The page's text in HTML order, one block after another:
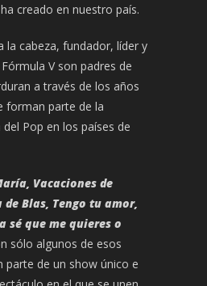
creado en nuestro país.
la cabeza, fundador, líder y
V son padres de
a través de los años
forman parte de la
Pop en los países de
Vacaciones de
de Blas, Tengo tu amor,
sé que me quieres o
sólo algunos de esos
parte de un show único e